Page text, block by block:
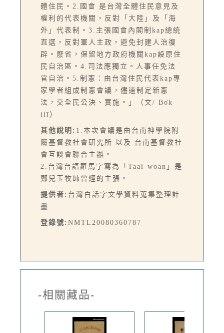
體住民。2.國會 是台灣全體住民意見及
權利的代表機關，反對「大陸」及「海
外」代表制。3.主張國會內閣制kap總統
直選，反對軍人主政，避免封建人治復
辟。廢省，保留地方政府機關kap設原住
民自治區。4.司法應獨立。人事任免法
官自治。5.制憲：由台灣住民代表kap專
家學者組成制憲會議，儘速制定新憲
法，交全民公決、實施。」（文/ Bo̍k
ilī）
其他說明: 1.本次會議是由台南神學院附
屬基督教社會研究所 以及 台南基督教社
會互談會聯合主辦。
2.台灣台語羅馬字寫為「Taai-woan」是
鄭兒玉牧師曾經的主張。
提供者: 台灣白話字文學資料蒐集整理計
畫
登錄號: NMTL20080360787
-相關藏品-